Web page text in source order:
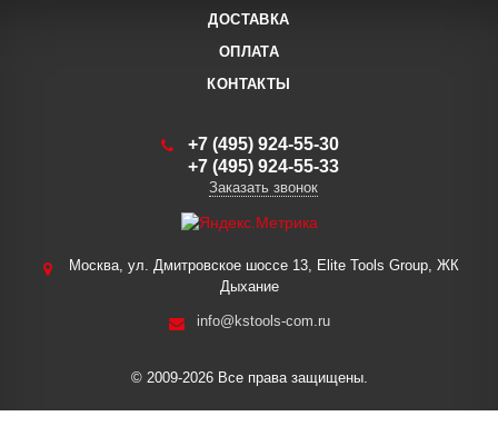
ДОСТАВКА
ОПЛАТА
КОНТАКТЫ
+7 (495) 924-55-30
+7 (495) 924-55-33
Заказать звонок
Москва, ул. Дмитровское шоссе 13, Elite Tools Group, ЖК
Дыхание
info@kstools-com.ru
© 2009-2026 Все права защищены.